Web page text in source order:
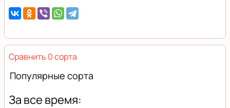
Сравнить 0 сорта
Популярные сорта
За все время: